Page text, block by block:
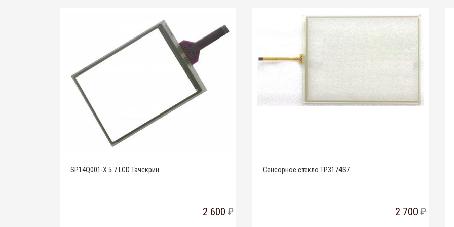
SP14Q001-X 5.7 LCD Тачскрин
2 600
Сенсорное стекло TP3174S7
2 700